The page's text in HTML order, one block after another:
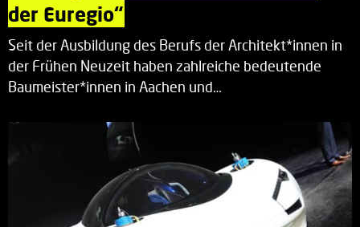
der Euregio“
Seit der Ausbildung des Berufs der Architekt*innen in
der Frühen Neuzeit haben zahlreiche bedeutende
Baumeister*innen in Aachen und…